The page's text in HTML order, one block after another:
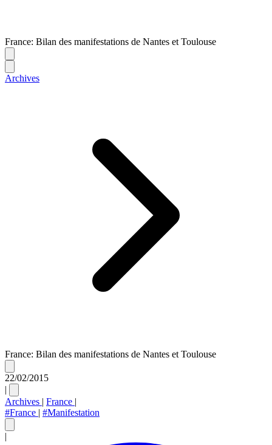
France: Bilan des manifestations de Nantes et Toulouse
Archives
France: Bilan des manifestations de Nantes et Toulouse
22/02/2015
|
Archives | France |
#France | #Manifestation
|